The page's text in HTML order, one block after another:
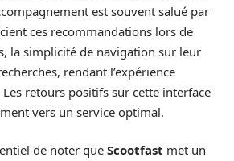
est souvent salué par
ces recommandations lors de
la simplicité de navigation sur leur
rendant l’expérience
retours positifs sur cette interface
vers un service optimal.
de noter que Scootfast met un